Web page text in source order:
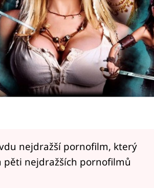
nejdražší pornofilm, který
pěti nejdražších pornofilmů